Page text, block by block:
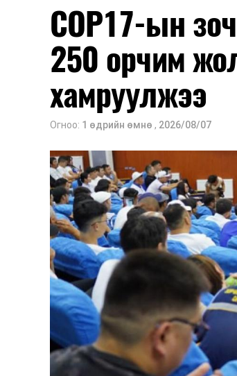
COP17-ын
250 орчим
хамруулжээ
Огноо: 1 өдрийн өмнө , 2026/08/07